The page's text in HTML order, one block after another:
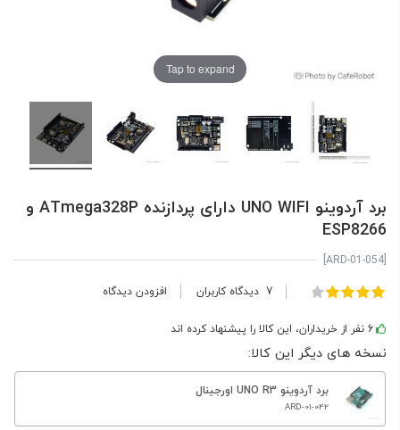
Tap to expand
برد آردوینو UNO WIFI دارای پردازنده ATmega328P و
ESP8266
امتیاز:
7 دیدگاه کاربران افزودن دیدگاه
6 نفر از خریداران، این کالا را پیشنهاد کرده اند
نسخه های دیگر این کالا:
برد آردوینو UNO R3 اورجینال
ARD-01-042